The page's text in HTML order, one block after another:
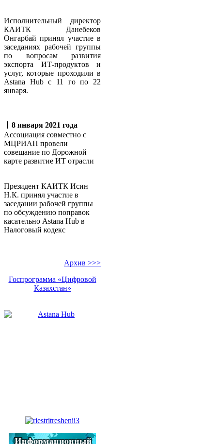
Исполнительный директор
КАИТК Данебеков
Онгарбай принял участие в
заседаниях рабочей группы
по вопросам развития
экспорта ИТ-продуктов и
услуг, которые проходили в
Аstana Hub с 11 го по 22
января.
8 января 2021 года
Ассоциация совместно с
МЦРИАП провели
совещание по Дорожной
карте развитие ИТ отрасли
Президент КАИТК Исин
Н.К. принял участие в
заседании рабочей группы
по обсуждению поправок
касательно Аstana Hub в
Налоговый кодекс
Архив >>>
Госпрограмма «Цифровой
Казахстан»